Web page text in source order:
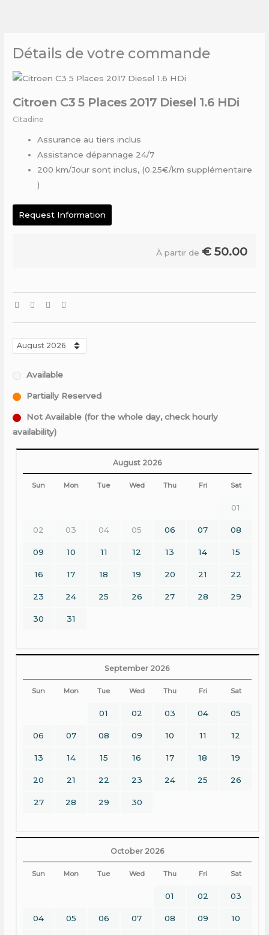
Détails de votre commande
Citroen C3 5 Places 2017 Diesel 1.6 HDi
Citadine
Assurance au tiers inclus
Assistance dépannage 24/7
200 km/Jour sont inclus, (0.25€/km supplémentaire
)
Request Information
À partir de € 50.00
Available
Partially Reserved
Not Available (for the whole day, check hourly
availability)
August 2026
Sun Mon Tue Wed Thu Fri Sat
01
02 03 04 05 06 07 08
09 10 11 12 13 14 15
16 17 18 19 20 21 22
23 24 25 26 27 28 29
30 31
September 2026
Sun Mon Tue Wed Thu Fri Sat
01 02 03 04 05
06 07 08 09 10 11 12
13 14 15 16 17 18 19
20 21 22 23 24 25 26
27 28 29 30
October 2026
Sun Mon Tue Wed Thu Fri Sat
01 02 03
04 05 06 07 08 09 10